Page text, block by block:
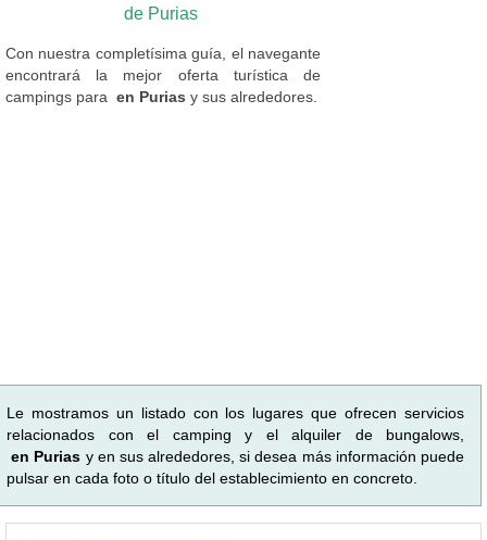
de Purias
Con nuestra completísima guía, el navegante
encontrará la mejor oferta turística de
campings para en Purias y sus alrededores.
Le mostramos un listado con los lugares que ofrecen servicios
relacionados con el camping y el alquiler de bungalows,
en Purias y en sus alrededores, si desea más información puede
pulsar en cada foto o título del establecimiento en concreto.